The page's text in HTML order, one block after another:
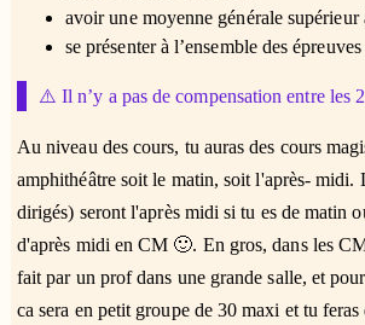
avoir une moyenne générale supérieur
se présenter à l’ensemble des épreuves
⚠️ Il n’y a pas de compensation entre les
Au niveau des cours, tu auras des cours
amphithéâtre soit le matin, soit l'après- midi.
dirigés) seront l'après midi si tu es de matin
d'après midi en CM 🙂. En gros, dans les
fait par un prof dans une grande salle, et
ca sera en petit groupe de 30 maxi et tu feras